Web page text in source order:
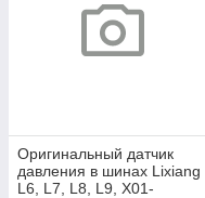
Оригинальный датчик
давления в шинах Lixiang
L6, L7, L8, L9, X01-